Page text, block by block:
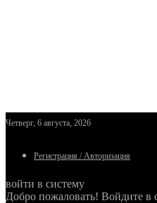
Четверг, 6 августа, 2026
Регистрация / Авторизация
войти в систему
Добро пожаловать! Войдите в